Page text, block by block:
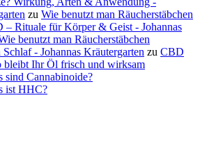
zu Wie benutzt man Räucherstäbchen
– Rituale für Körper & Geist - Johannas
benutzt man Räucherstäbchen
- Johannas Kräutergarten zu CBD
bleibt Ihr Öl frisch und wirksam
sind Cannabinoide?
ist HHC?